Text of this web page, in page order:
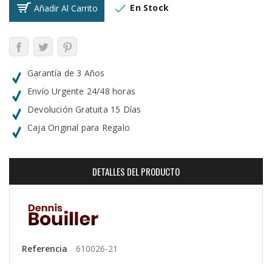
Añadir Al Carrito  En Stock
Garantía de 3 Años
Envío Urgente 24/48 horas
Devolución Gratuita 15 Días
Caja Original para Regalo
DETALLES DEL PRODUCTO
Referencia 610026-21